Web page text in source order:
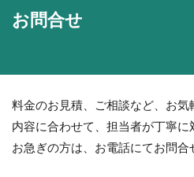
お問合せ
料金のお見積、ご相談など、お気
内容に合わせて、担当者が丁寧に
お急ぎの方は、お電話にてお問合